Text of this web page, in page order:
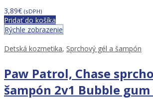
3,89€ (sDPH)
Pridať do košíka
Rýchle zobrazenie
Detská kozmetika, Sprchový gél a šampón
Paw Patrol, Chase
šampón 2v1 Bubble gum